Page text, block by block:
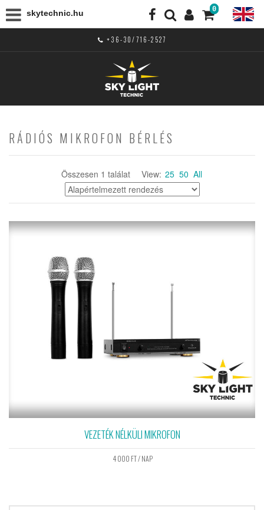
skytechnic.hu 0
+36-30/716-2527
RÁDIÓS MIKROFON BÉRLÉS
Összesen 1 találat View: 25 50 All
VEZETÉK NÉLKÜLI MIKROFON
4 000 FT/ NAP